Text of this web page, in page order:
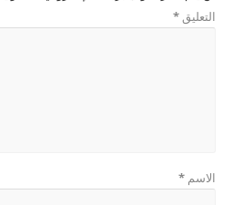
التعليق*
الاسم*